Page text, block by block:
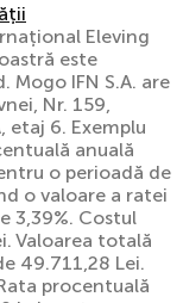
Eleving
este
IFN S.A. are
Nr. 159,
etaj 6. Exemplu
anuală
o perioadă de
o valoare a ratei
3,39%. Costul
Valoarea totală
49.711,28 Lei.
procentuală